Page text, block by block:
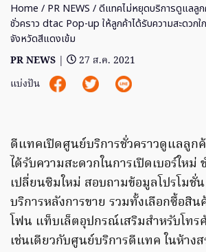
Home / PR NEWS / ดีแทคไม่หยุดบริการดูแลลูก
ชั่วคราว dtac Pop-up ให้ลูกค้าได้รับความสะดวกใ
จังหวัดสีแดงเข้ม
PR NEWS |
27 ส.ค. 2021
แบ่งปัน
ดีแทคเปิดศูนย์บริการชั่วคราวดูแลลูก
ได้รับความสะดวกในการเปิดเบอร์ใหม่
เปลี่ยนซิมใหม่ สอบถามข้อมูลโปรโมชั่
บริการหลังการขาย รวมทั้งเลือกซื้อสิน
โฟน แท็บเล็ตอุปกรณ์เสริมสำหรับโทร
เช่นเดียวกับศูนย์บริการดีแทค ในห้าง